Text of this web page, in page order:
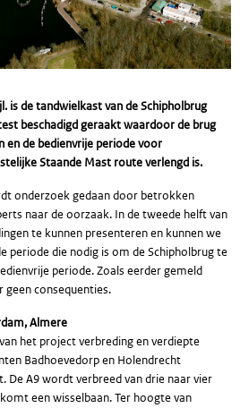
is de tandwielkast van de Schipholbrug
beschadigd geraakt waardoor de brug
en de bedienvrije periode voor
Staande Mast route verlengd is.
onderzoek gedaan door betrokken
naar de oorzaak. In de tweede helft van
te kunnen presenteren en kunnen we
periode die nodig is om de Schipholbrug te
periode. Zoals eerder gemeld
consequenties.
Almere
het project verbreding en verdiepte
Badhoevedorp en Holendrecht
De A9 wordt verbreed van drie naar vier
een wisselbaan. Ter hoogte van